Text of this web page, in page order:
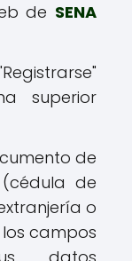
de SENA
superior
de
de
o
campos